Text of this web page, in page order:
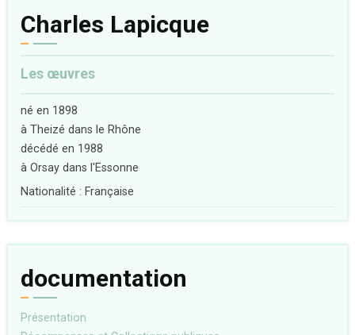
Charles Lapicque
Les œuvres
né en 1898
à Theizé dans le Rhône
décédé en 1988
à Orsay dans l'Essonne
Nationalité : Française
documentation
Présentation